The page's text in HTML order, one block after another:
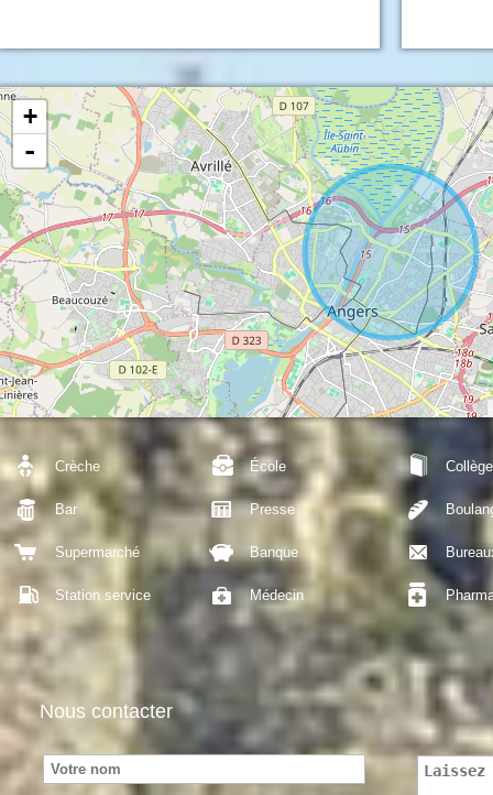
+
-
Crèche École Collège
Bar Presse
Supermarché Banque
Station service Médecin
Nous contacter